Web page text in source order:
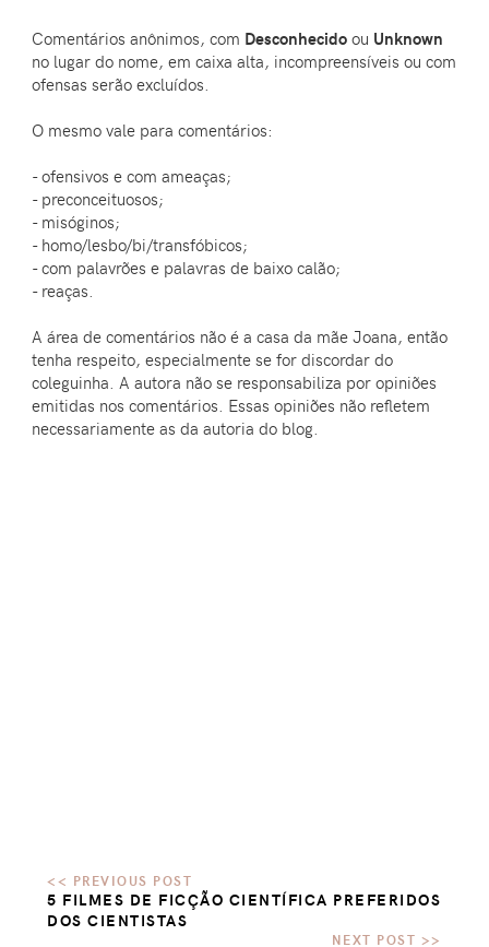
Comentários anônimos, com Desconhecido ou Unknown
no lugar do nome, em caixa alta, incompreensíveis ou com
ofensas serão excluídos.
O mesmo vale para comentários:
- ofensivos e com ameaças;
- preconceituosos;
- misóginos;
- homo/lesbo/bi/transfóbicos;
- com palavrões e palavras de baixo calão;
- reaças.
A área de comentários não é a casa da mãe Joana, então
tenha respeito, especialmente se for discordar do
coleguinha. A autora não se responsabiliza por opiniões
emitidas nos comentários. Essas opiniões não refletem
necessariamente as da autoria do blog.
5 FILMES DE FICÇÃO CIENTÍFICA PREFERIDOS
DOS CIENTISTAS